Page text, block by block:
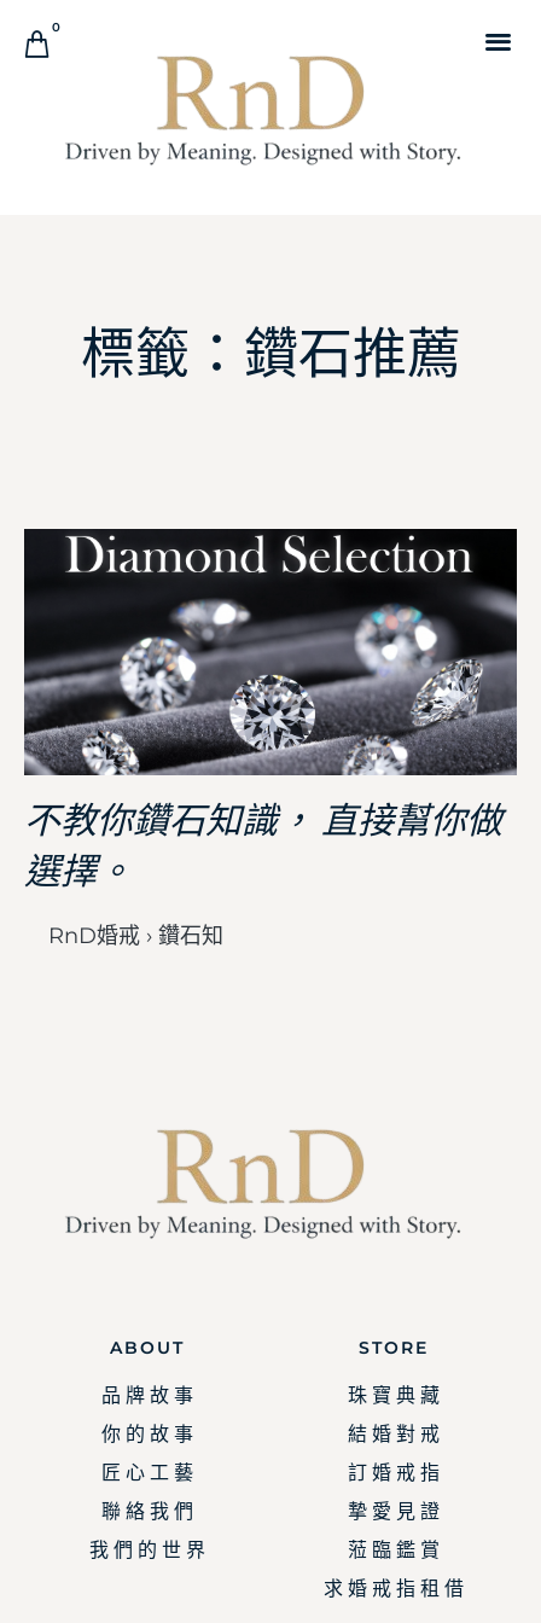
0
標籤：鑽石推薦
不教你鑽石知識， 直接幫你做
選擇。
RnD婚戒 › 鑽石知
ABOUT
品 牌 故 事
你 的 故 事
匠 心 工 藝
聯 絡 我 們
我 們 的 世 界
STORE
珠 寶 典 藏
結 婚 對 戒
訂 婚 戒 指
摯 愛 見 證
蒞 臨 鑑 賞
求 婚 戒 指 租 借